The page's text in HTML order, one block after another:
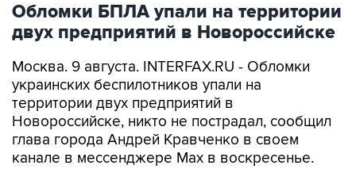
Обломки БПЛА упали на территории
двух предприятий в Новороссийске
Москва. 9 августа. INTERFAX.RU - Обломки
украинских беспилотников упали на
территории двух предприятий в
Новороссийске, никто не пострадал, сообщил
глава города Андрей Кравченко в своем
канале в мессенджере Max в воскресенье.